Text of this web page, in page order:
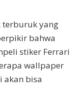
terburuk yang
bahwa
stiker Ferrari
wallpaper
akan bisa